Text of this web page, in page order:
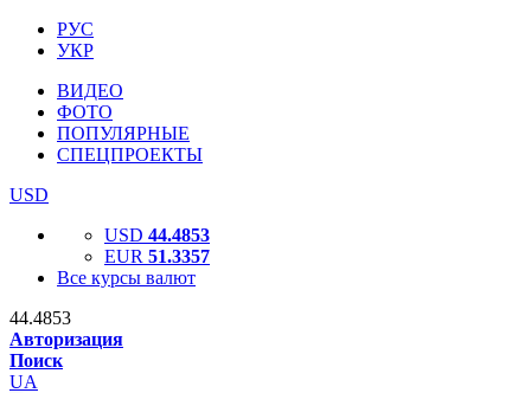
РУС
УКР
ВИДЕО
ФОТО
ПОПУЛЯРНЫЕ
СПЕЦПРОЕКТЫ
USD
USD 44.4853
EUR 51.3357
Все курсы валют
44.4853
Авторизация
Поиск
UA